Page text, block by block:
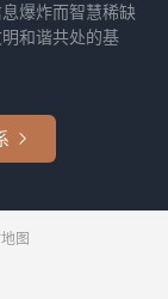
爆炸而智慧稀缺
和谐共处的基

图